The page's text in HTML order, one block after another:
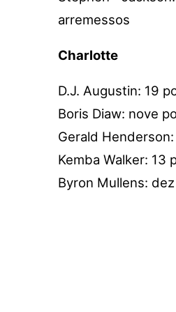
arremessos
Charlotte
D.J. Augustin: 19
Boris Diaw: nove
Gerald
Kemba Walker:
Byron Mullens: